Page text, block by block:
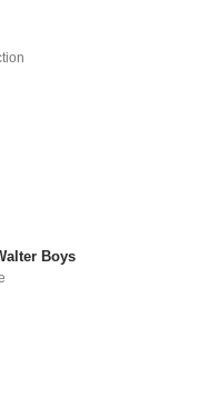
Boys